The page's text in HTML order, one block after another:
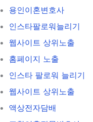
용인이혼변호사
인스타팔로워늘리기
웹사이트 상위노출
홈페이지 노출
인스타 팔로워 늘리기
웹사이트 상위노출
액상전자담배